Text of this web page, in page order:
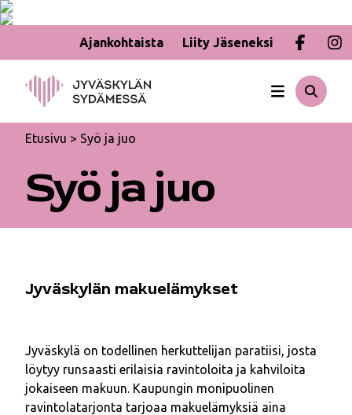
Ajankohtaista
Liity Jäseneksi
sisältöön
Etusivu > Syö ja juo
Syö ja juo
Jyväskylän makuelämykset
Jyväskylä on todellinen herkuttelijan paratiisi, josta
löytyy runsaasti erilaisia ravintoloita ja kahviloita
jokaiseen makuun. Kaupungin monipuolinen
ravintolatarjonta tarjoaa makuelämyksiä aina